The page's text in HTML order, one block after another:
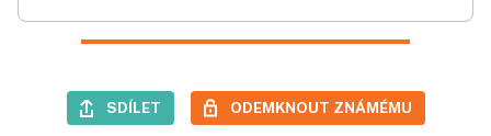
SDÍLET ODEMKNOUT ZNÁMÉMU